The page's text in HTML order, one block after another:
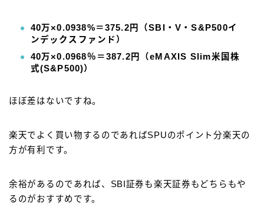
40万×0.0938%＝375.2円（SBI・V・S&P500イ
ンデックスファンド）
40万×0.0968％＝387.2円（eMAXIS Slim米国株
式(S&P500)）
ほぼ差はないですね。
楽天でよく買い物するのであればSPUのポイント分楽天の
方が有利です。
余裕があるのであれば、SBI証券も楽天証券もどちらもや
るのがおすすめです。